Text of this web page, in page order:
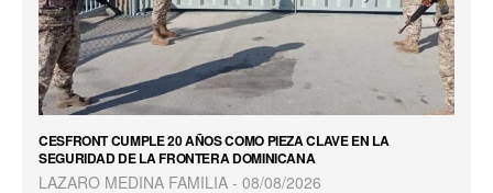
CESFRONT CUMPLE 20 AÑOS COMO PIEZA CLAVE EN LA
SEGURIDAD DE LA FRONTERA DOMINICANA
LAZARO MEDINA FAMILIA 08/08/2026